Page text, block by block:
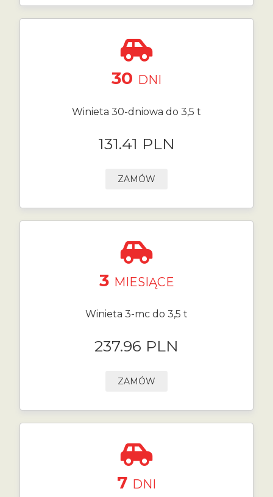
30 DNI
Winieta 30-dniowa do 3,5 t
131.41 PLN
ZAMÓW
3 MIESIĄCE
Winieta 3-mc do 3,5 t
237.96 PLN
ZAMÓW
7 DNI